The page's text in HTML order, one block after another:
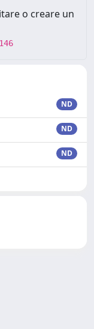
o creare un
ND
ND
ND